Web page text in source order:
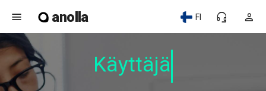
menu anolla person
headset_mic
FI
Käyttäjäy